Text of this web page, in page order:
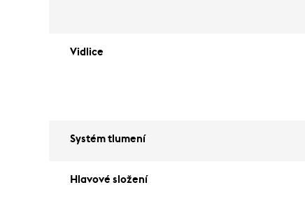
Vidlice
Systém tlumení
Hlavové složení